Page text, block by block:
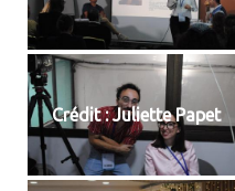
Crédit : Juliette Papet